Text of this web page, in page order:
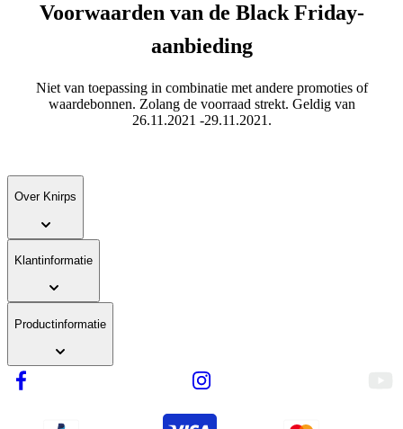
Voorwaarden van de Black Friday-
aanbieding
Niet van toepassing in combinatie met andere promoties of
waardebonnen. Zolang de voorraad strekt. Geldig van
26.11.2021 -29.11.2021.
Over Knirps
Klantinformatie
Productinformatie